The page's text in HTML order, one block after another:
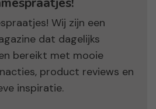
Wij zijn een
dat dagelijks
bereikt met mooie
product reviews en
inspiratie.